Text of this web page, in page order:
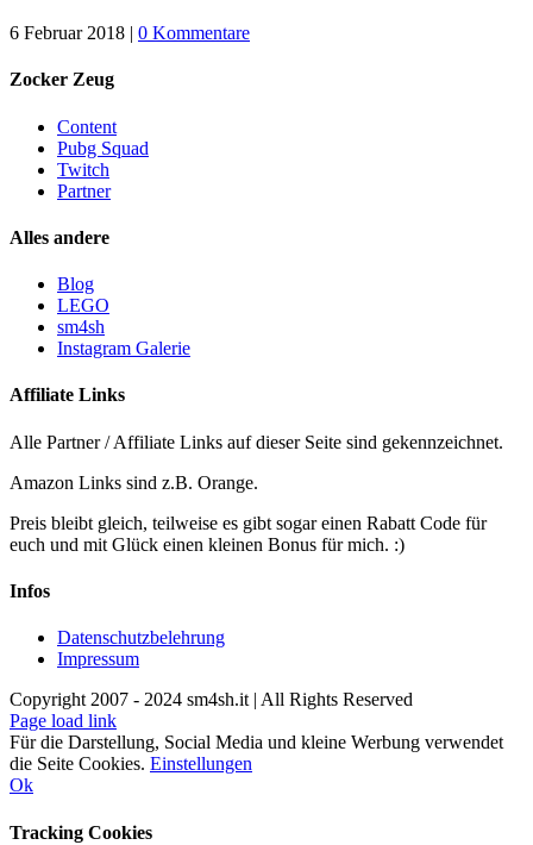
6 Februar 2018 | 0 Kommentare
Zocker Zeug
Content
Pubg Squad
Twitch
Partner
Alles andere
Blog
LEGO
sm4sh
Instagram Galerie
Affiliate Links
Alle Partner / Affiliate Links auf dieser Seite sind gekennzeichnet.
Amazon Links sind z.B. Orange.
Preis bleibt gleich, teilweise es gibt sogar einen Rabatt Code für
euch und mit Glück einen kleinen Bonus für mich. :)
Infos
Datenschutzbelehrung
Impressum
Copyright 2007 - 2024 sm4sh.it | All Rights Reserved
Page load link
Für die Darstellung, Social Media und kleine Werbung verwendet
die Seite Cookies. Einstellungen
Ok
Tracking Cookies